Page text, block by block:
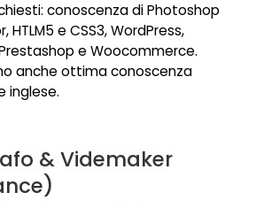
conoscenza di Photoshop
HTLM5 e CSS3, WordPress,
e Woocommerce.
anche ottima conoscenza
inglese.
& Videmaker